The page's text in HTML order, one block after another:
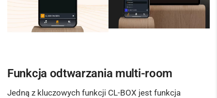
Funkcja odtwarzania multi-room
Jedną z kluczowych funkcji CL-BOX jest funkcja